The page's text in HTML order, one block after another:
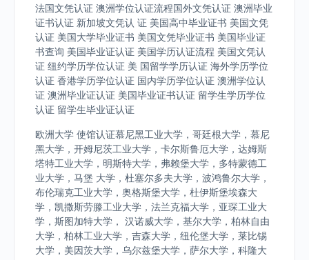
法国文凭认证 澳洲学位认证流程国外文凭认证 澳洲毕业
证书认证 新加坡文凭认 证 美国高中毕业证书 美国文凭
认证 美国大学毕业证书 美国文凭毕业证书 美国毕业证
书查询 美国毕业证认证 美国学历认证流程 美国文凭认
证 纽约学历学位认证 美 国留学学历认证 海外学历学位
认证 香港学历学位认证 国内学历学位认证 澳洲学位认
证 澳洲毕业证认证 美国毕业证书认证 留学生学历学位
认证 留学生毕业证认证
欧洲大学 使馆认证慕尼黑工业大学，哥廷根大学，慕尼
黑大学，开姆尼茨工业大学，卡尔斯鲁厄大学，达姆斯
塔特工业大学，明斯特大学，弗赖堡大学，多特蒙德工
业大学，马堡 大学，杜塞尔多夫大学，波鸿鲁尔大学，
布伦瑞克工业大学，奥格斯堡大学，杜伊斯堡埃森大
学，凯撒斯劳滕工业大学，法兰克福大学，亚琛工业大
学，斯图加特大学， 汉诺威大学，基尔大学，柏林自由
大学，柏林工业大学，吉森大学，纽伦堡大学，莱比锡
大学，美因茨大学，乌尔兹堡大学，萨尔大学，科隆大